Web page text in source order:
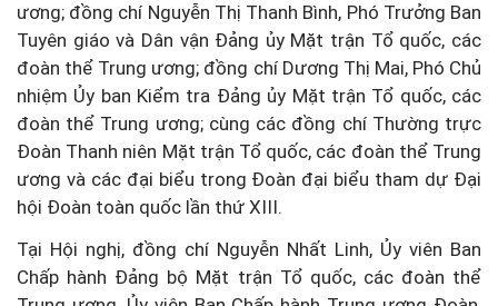
ương; đồng chí Nguyễn Thị Thanh Bình, Phó Trưởng Ban
Tuyên giáo và Dân vận Đảng ủy Mặt trận Tổ quốc, các
đoàn thể Trung ương; đồng chí Dương Thị Mai, Phó Chủ
nhiệm Ủy ban Kiểm tra Đảng ủy Mặt trận Tổ quốc, các
đoàn thể Trung ương; cùng các đồng chí Thường trực
Đoàn Thanh niên Mặt trận Tổ quốc, các đoàn thể Trung
ương và các đại biểu trong Đoàn đại biểu tham dự Đại
hội Đoàn toàn quốc lần thứ XIII.
Tại Hội nghị, đồng chí Nguyễn Nhất Linh, Ủy viên Ban
Chấp hành Đảng bộ Mặt trận Tổ quốc, các đoàn thể